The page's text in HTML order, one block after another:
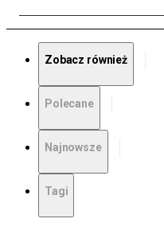
Zobacz również
Polecane
Najnowsze
Tagi